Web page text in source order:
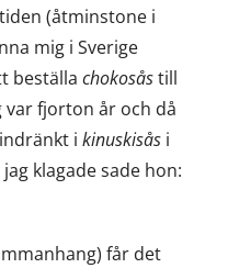
(åtminstone i
mig i Sverige
beställa chokosåstill
var fjorton år och då
i kinuskisås i
klagade sade hon:
får det